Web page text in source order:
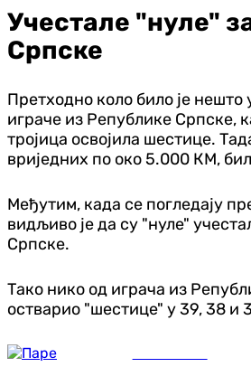
Учестале "нуле"
Српске
Претходно коло било је нешто
играче из Републике Српске,
тројица освојила шестице.
вриједних по око 5.000 КМ,
Међутим, када се погледају
видљиво је да су "нуле"
Српске.
Тако нико од играча из
остварио "шестице" у 39, 38 и